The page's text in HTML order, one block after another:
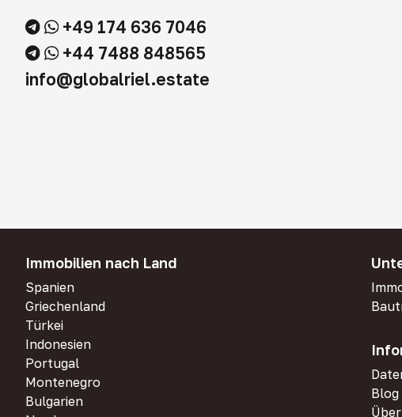
+49 174 636 7046
+44 7488 848565
info@globalriel.estate
Immobilien nach Land
Spanien
Griechenland
Türkei
Indonesien
Portugal
Montenegro
Bulgarien
Blog